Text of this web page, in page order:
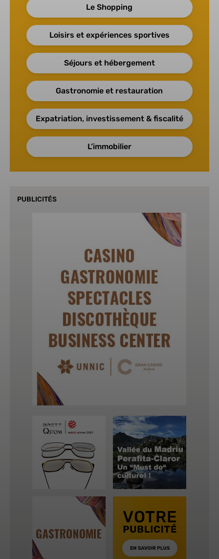
Le Shopping
Loisirs et expériences sportives
Séjours et hébergement
Gastronomie et restauration
Expatriation, investissement & fiscalité
L’immobilier
PUBLICITÉS